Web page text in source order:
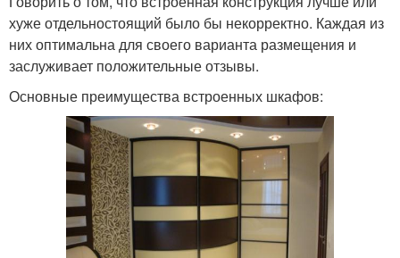
хуже отдельностоящий было бы некорректно. Каждая из
них оптимальна для своего варианта размещения и
заслуживает положительные отзывы.
Основные преимущества встроенных шкафов: